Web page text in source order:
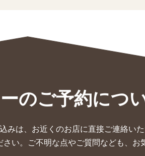
のご予約につ
みは、お近くのお店に直接ご連絡いた
い。ご不明な点やご質問なども、お